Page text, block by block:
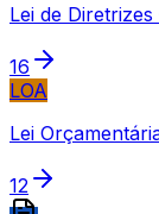
Lei de
16
LOA
Lei
12